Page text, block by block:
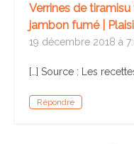
Verrines de
jambon fumé |
19 décembre 2018 à
[…] Source : Les
Répondre